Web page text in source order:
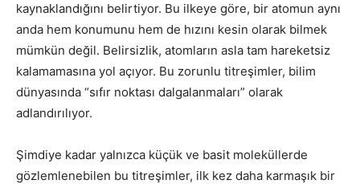
kaynaklandığını belirtiyor. Bu ilkeye göre, bir atomun aynı
anda hem konumunu hem de hızını kesin olarak bilmek
mümkün değil. Belirsizlik, atomların asla tam hareketsiz
kalamamasına yol açıyor. Bu zorunlu titreşimler, bilim
dünyasında “sıfır noktası dalgalanmaları” olarak
adlandırılıyor.
Şimdiye kadar yalnızca küçük ve basit moleküllerde
gözlemlenebilen bu titreşimler, ilk kez daha karmaşık bir